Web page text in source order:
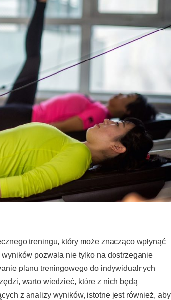
treningu, który może znacząco wpłynąć
pozwala nie tylko na dostrzeganie
planu treningowego do indywidualnych
warto wiedzieć, które z nich będą
z analizy wyników, istotne jest również, aby